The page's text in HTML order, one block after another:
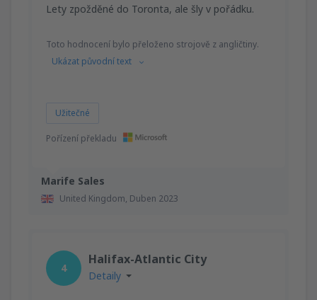
Marife Sales
United Kingdom, Duben 2023
Lety zpožděné do Toronta, ale šly v pořádku.
Toto hodnocení bylo přeloženo strojově z angličtiny.
Ukázat původní text
Užitečné
Pořízení překladu
4
Halifax-Atlantic City
Detaily